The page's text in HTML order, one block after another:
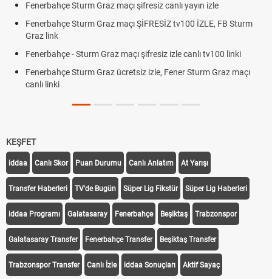
Fenerbahçe Sturm Graz maçı şifresiz canlı yayın izle
Fenerbahçe Sturm Graz maçı ŞİFRESİZ tv100 İZLE, FB Sturm
Graz link
Fenerbahçe - Sturm Graz maçı şifresiz izle canlı tv100 linki
Fenerbahçe Sturm Graz ücretsiz izle, Fener Sturm Graz maçı
canlı linki
KEŞFET
iddaa Canlı Skor Puan Durumu Canlı Anlatım At Yarışı
Transfer Haberleri TV'de Bugün Süper Lig Fikstür Süper Lig Haberleri
iddaa Programı Galatasaray Fenerbahçe Beşiktaş Trabzonspor
Galatasaray Transfer Fenerbahçe Transfer Beşiktaş Transfer
Trabzonspor Transfer Canlı İzle iddaa Sonuçları Aktif Sayaç